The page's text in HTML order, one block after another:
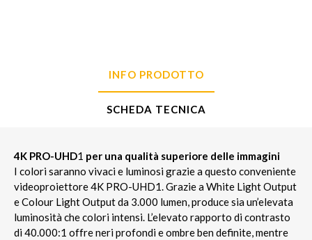
INFO PRODOTTO
SCHEDA TECNICA
4K PRO-UHD1 per una qualità superiore delle immagini
I colori saranno vivaci e luminosi grazie a questo conveniente
videoproiettore 4K PRO-UHD1. Grazie a White Light Output
e Colour Light Output da 3.000 lumen, produce sia un’elevata
luminosità che colori intensi. L’elevato rapporto di contrasto
di 40.000:1 offre neri profondi e ombre ben definite, mentre